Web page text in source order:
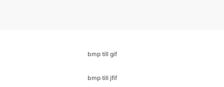
bmp till ico
bmp till jpg